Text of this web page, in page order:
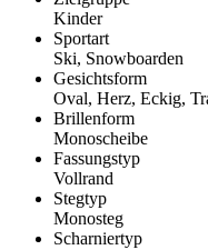
Kinder
Sportart
Ski, Snowboarden
Gesichtsform
Oval, Herz, Eckig,
Brillenform
Monoscheibe
Fassungstyp
Vollrand
Stegtyp
Monosteg
Scharniertyp